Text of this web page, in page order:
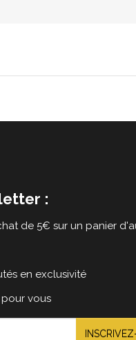
:
de 5€ sur un panier
en exclusivité
vous